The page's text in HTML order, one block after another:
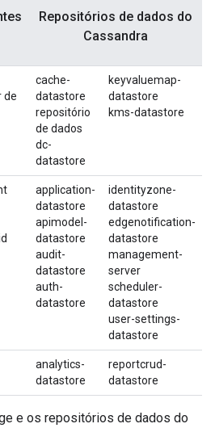
Repositórios de dados do
Cassandra
de
cache-
datastore
repositório
de dados
dc-
datastore
keyvaluemap-
datastore
kms-datastore
application-
datastore
apimodel-
datastore
audit-
datastore
auth-
datastore
identityzone-
datastore
edgenotification-
datastore
management-
server
scheduler-
datastore
user-settings-
datastore
analytics-
datastore
reportcrud-
datastore
e os repositórios de dados do